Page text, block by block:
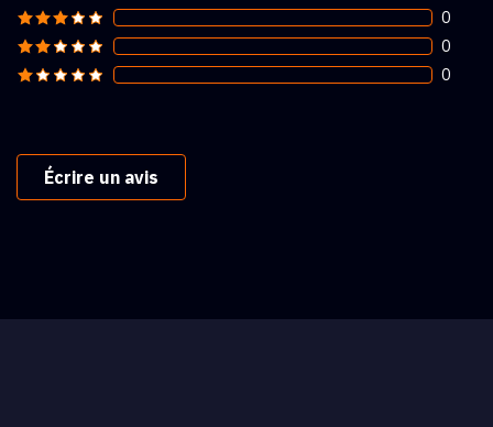
0
0
0
Écrire un avis